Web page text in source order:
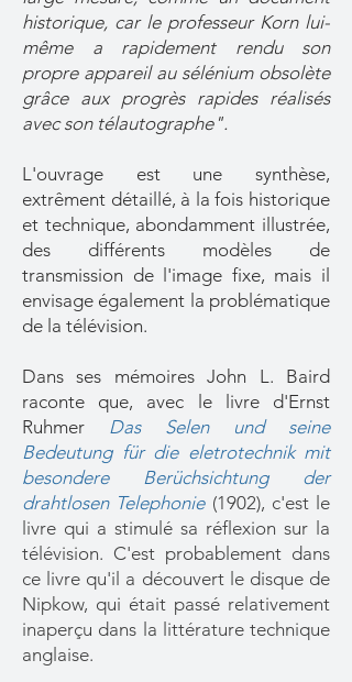
historique, car le professeur Korn lui-
même a rapidement rendu son
propre appareil au sélénium obsolète
grâce aux progrès rapides réalisés
avec son télautographe".
L'ouvrage est une synthèse,
extrêment détaillé, à la fois historique
et technique, abondamment illustrée,
des différents modèles de
transmission de l'image fixe, mais il
envisage également la problématique
de la télévision.
Dans ses mémoires John L. Baird
raconte que, avec le livre d'Ernst
Ruhmer
Das Selen und seine
Bedeutung für die eletrotechnik mit
besondere Berüchsichtung der
drahtlosen Telephonie (1902), c'est le
livre qui a stimulé sa réflexion sur la
télévision. C'est probablement dans
ce livre qu'il a découvert le disque de
Nipkow, qui était passé relativement
inaperçu dans la littérature technique
anglaise.